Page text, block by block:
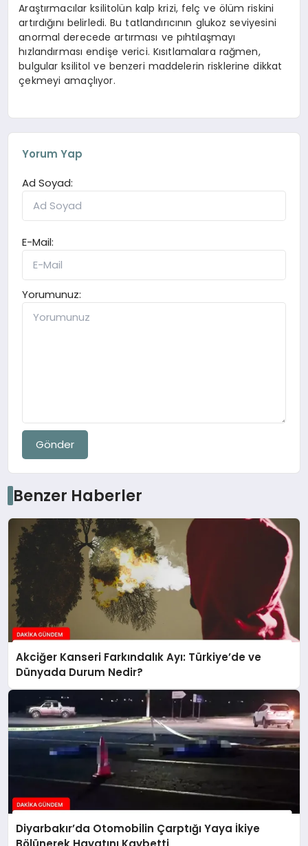
Araştırmacılar ksilitolün kalp krizi, felç ve ölüm riskini
artırdığını belirledi. Bu tatlandırıcının glukoz seviyesini
anormal derecede artırması ve pıhtılaşmayı
hızlandırması endişe verici. Kısıtlamalara rağmen,
bulgular ksilitol ve benzeri maddelerin risklerine dikkat
çekmeyi amaçlıyor.
Yorum Yap
Ad Soyad:
E-Mail:
Yorumunuz:
Gönder
Benzer Haberler
Akciğer Kanseri Farkındalık Ayı: Türkiye’de ve
Dünyada Durum Nedir?
Diyarbakır’da Otomobilin Çarptığı Yaya İkiye